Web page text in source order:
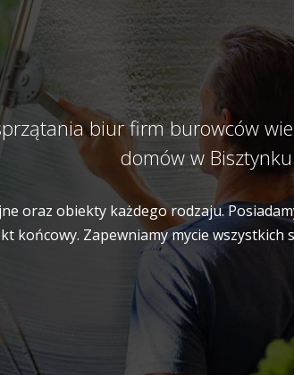
biur firm burowców
domów w Bisztynku
oraz obiekty każdego rodzaju.
końcowy. Zapewniamy mycie